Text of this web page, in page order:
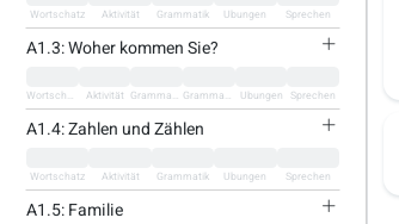
Wortschatz Aktivität Grammatik Übungen Sprechen
A1.3: Woher kommen Sie?
Wortschatz Aktivität Grammatik Grammatik Übungen Sprechen
A1.4: Zahlen und Zählen
Wortschatz Aktivität Grammatik Übungen Sprechen
A1.5: Familie